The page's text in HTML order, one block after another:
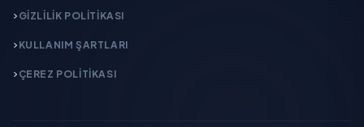
GIZLILIK POLITIKASI
KULLANIM ŞARTLARI
ÇEREZ POLITIKASI